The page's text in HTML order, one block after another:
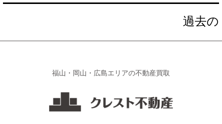
稿
過去の
福山・岡山・広島エリアの不動産買取